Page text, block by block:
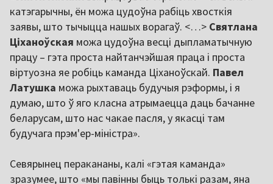
катэгарычны, ён можа цудоўна рабіць хвосткія
заявы, што тычыцца нашых ворагаў. <…> Святлана
Ціханоўская можа цудоўна весці дыпламатычную
працу – гэта проста найтанчэйшая праца і проста
віртуозна яе робіць каманда Ціханоўскай. Павел
Латушка можа рыхтаваць будучыя рэформы, і я
думаю, што ў яго класна атрымаецца даць бачанне
беларусам, што нас чакае пасля, у якасці там
будучага прэм'ер-міністра».
Севярынец перакананы, калі «гэтая каманда»
зразумее, што «мы павінны быць толькі разам, яна